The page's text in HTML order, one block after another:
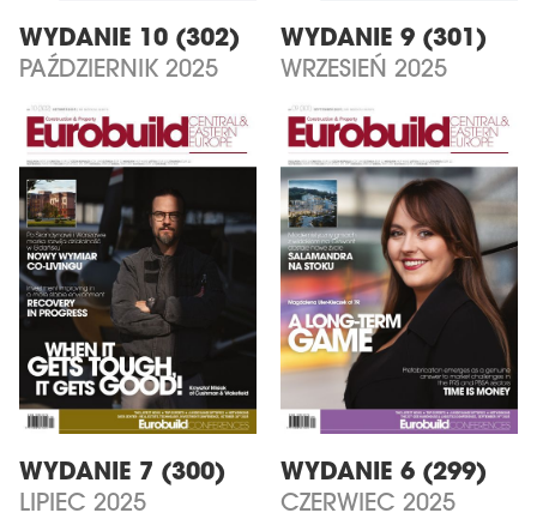
WYDANIE 10 (302)
PAŹDZIERNIK 2025
WYDANIE 9 (301)
WRZESIEŃ 2025
WYDANIE 7 (300)
LIPIEC 2025
WYDANIE 6 (299)
CZERWIEC 2025